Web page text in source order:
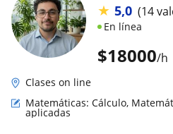
$18000/h
★ 5,0 (14
En línea
Clases on line
Matemáticas: Cálculo,
aplicadas